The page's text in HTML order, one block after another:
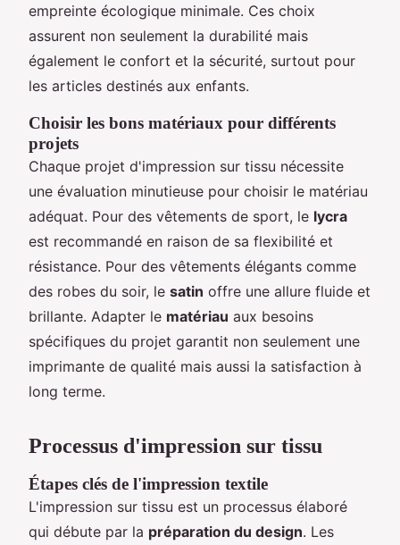
empreinte écologique minimale. Ces choix
assurent non seulement la durabilité mais
également le confort et la sécurité, surtout pour
les articles destinés aux enfants.
Choisir les bons matériaux pour différents
projets
Chaque projet d'impression sur tissu nécessite
une évaluation minutieuse pour choisir le matériau
adéquat. Pour des vêtements de sport, le lycra
est recommandé en raison de sa flexibilité et
résistance. Pour des vêtements élégants comme
des robes du soir, le satin offre une allure fluide et
brillante. Adapter le matériau aux besoins
spécifiques du projet garantit non seulement une
imprimante de qualité mais aussi la satisfaction à
long terme.
Processus d'impression sur tissu
Étapes clés de l'impression textile
L'impression sur tissu est un processus élaboré
qui débute par la préparation du design. Les